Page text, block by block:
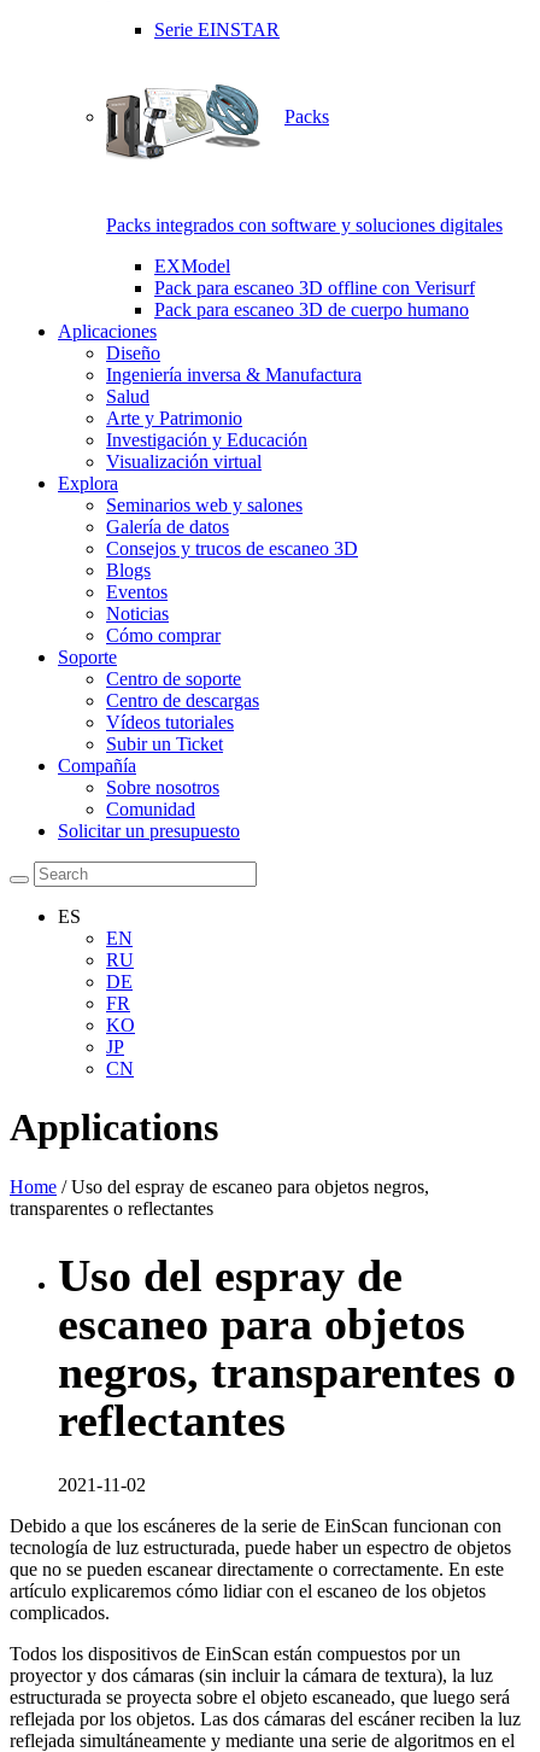
Serie EINSTAR
Packs
Packs integrados con software y soluciones digitales
EXModel
Pack para escaneo 3D offline con Verisurf
Pack para escaneo 3D de cuerpo humano
Aplicaciones
Diseño
Ingeniería inversa & Manufactura
Salud
Arte y Patrimonio
Investigación y Educación
Visualización virtual
Explora
Seminarios web y salones
Galería de datos
Consejos y trucos de escaneo 3D
Blogs
Eventos
Noticias
Cómo comprar
Soporte
Centro de soporte
Centro de descargas
Vídeos tutoriales
Subir un Ticket
Compañía
Sobre nosotros
Comunidad
Solicitar un presupuesto
ES
EN
RU
DE
FR
KO
JP
CN
Applications
Home / Uso del espray de escaneo para objetos negros,
transparentes o reflectantes
Uso del espray de
escaneo para objetos
negros, transparentes o
reflectantes
2021-11-02
Debido a que los escáneres de la serie de EinScan funcionan con
tecnología de luz estructurada, puede haber un espectro de objetos
que no se pueden escanear directamente o correctamente. En este
artículo explicaremos cómo lidiar con el escaneo de los objetos
complicados.
Todos los dispositivos de EinScan están compuestos por un
proyector y dos cámaras (sin incluir la cámara de textura), la luz
estructurada se proyecta sobre el objeto escaneado, que luego será
reflejada por los objetos. Las dos cámaras del escáner reciben la luz
reflejada simultáneamente y mediante una serie de algoritmos en el